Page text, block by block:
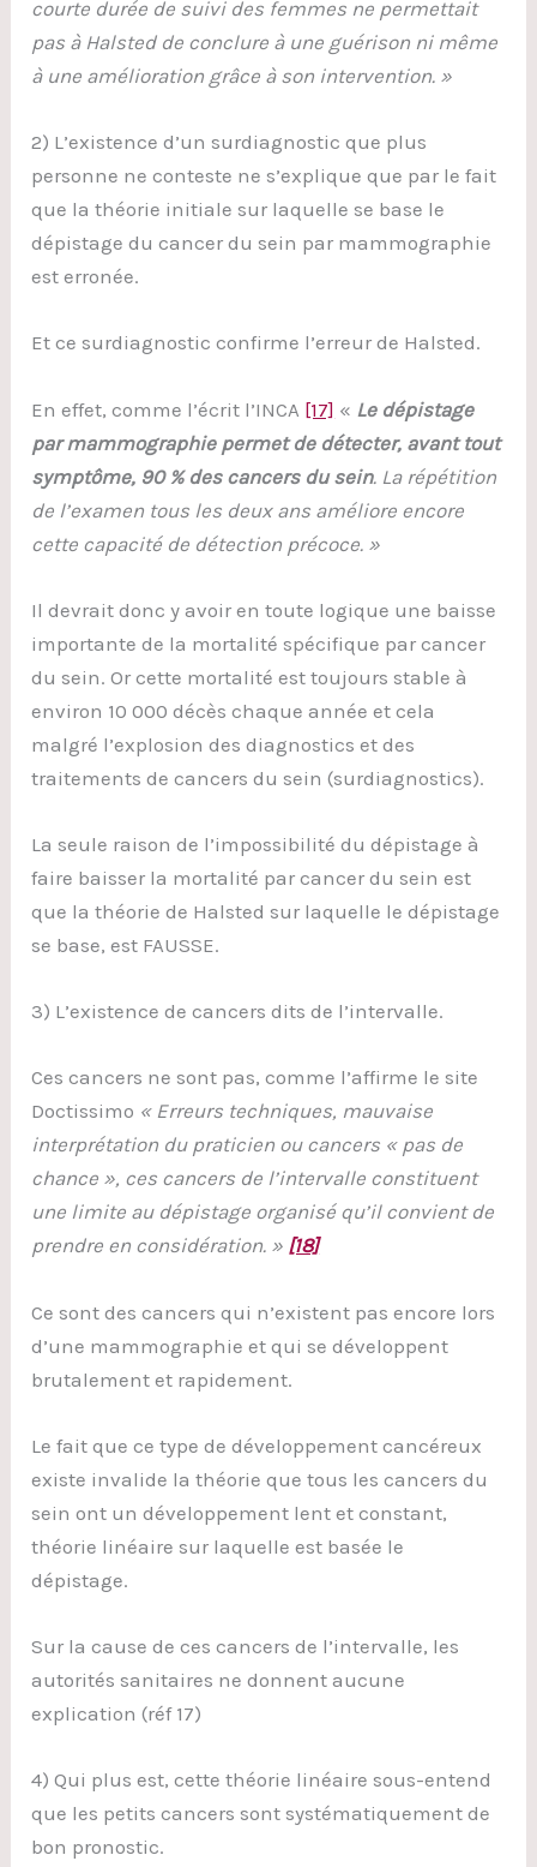
courte durée de suivi des femmes ne permettait
pas à Halsted de conclure à une guérison ni même
à une amélioration grâce à son intervention. »
2) L’existence d’un surdiagnostic que plus
personne ne conteste ne s’explique que par le fait
que la théorie initiale sur laquelle se base le
dépistage du cancer du sein par mammographie
est erronée.
Et ce surdiagnostic confirme l’erreur de Halsted.
En effet, comme l’écrit l’INCA [17] « Le dépistage
par mammographie permet de détecter, avant tout
symptôme, 90 % des cancers du sein. La répétition
de l’examen tous les deux ans améliore encore
cette capacité de détection précoce. »
Il devrait donc y avoir en toute logique une baisse
importante de la mortalité spécifique par cancer
du sein. Or cette mortalité est toujours stable à
environ 10 000 décès chaque année et cela
malgré l’explosion des diagnostics et des
traitements de cancers du sein (surdiagnostics).
La seule raison de l’impossibilité du dépistage à
faire baisser la mortalité par cancer du sein est
que la théorie de Halsted sur laquelle le dépistage
se base, est FAUSSE.
3) L’existence de cancers dits de l’intervalle.
Ces cancers ne sont pas, comme l’affirme le site
Doctissimo « Erreurs techniques, mauvaise
interprétation du praticien ou cancers « pas de
chance », ces cancers de l’intervalle constituent
une limite au dépistage organisé qu’il convient de
prendre en considération. » [18]
Ce sont des cancers qui n’existent pas encore lors
d’une mammographie et qui se développent
brutalement et rapidement.
Le fait que ce type de développement cancéreux
existe invalide la théorie que tous les cancers du
sein ont un développement lent et constant,
théorie linéaire sur laquelle est basée le
dépistage.
Sur la cause de ces cancers de l’intervalle, les
autorités sanitaires ne donnent aucune
explication (réf 17)
4) Qui plus est, cette théorie linéaire sous-entend
que les petits cancers sont systématiquement de
bon pronostic.